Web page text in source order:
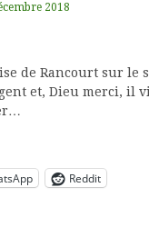
2018
de Rancourt sur le
et, Dieu merci, il
Reddit